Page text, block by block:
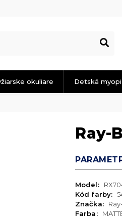
okuliare Detská
Ray-
Model:
Kód farby:
Značka:
Farba: